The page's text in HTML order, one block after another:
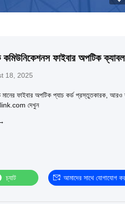
ফাইবার অপটিক
18, 2025
মানের ফাইবার অপটিক প্যাচ কর্ড প্রস্তুতকারক,
দেখুন
চ্যাট আমাদের সাথে যোগাযোগ